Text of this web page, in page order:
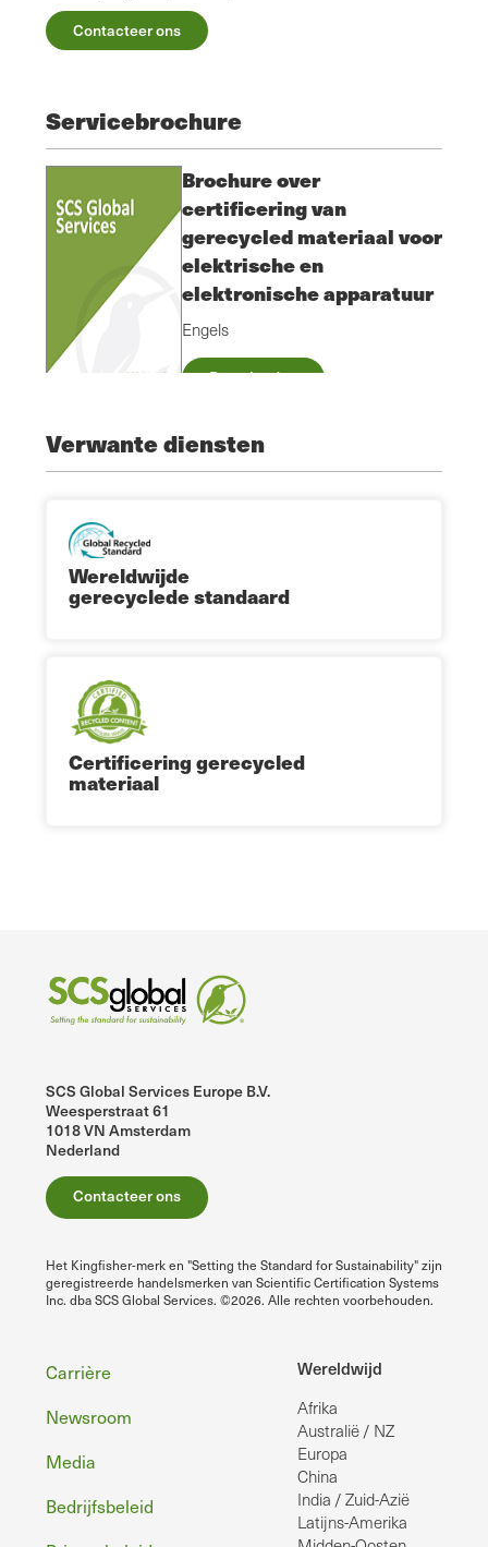
Contacteer ons
Servicebrochure
Brochure over
certificering van
gerecycled materiaal voor
elektrische en
elektronische apparatuur
Engels
Downloaden
Verwante diensten
Wereldwijde
gerecyclede standaard
Certificering gerecycled
materiaal
SCS Global Services Europe B.V.
Weesperstraat 61
1018 VN Amsterdam
Nederland
Contacteer ons
Het Kingfisher-merk en "Setting the Standard for Sustainability" zijn
geregistreerde handelsmerken van Scientific Certification Systems
Inc. dba SCS Global Services. ©2026. Alle rechten voorbehouden.
Wereldwijd
Afrika
Australië / NZ
Europa
China
India / Zuid-Azië
Latijns-Amerika
Voettekst
Carrière
Newsroom
Media
Bedrijfsbeleid